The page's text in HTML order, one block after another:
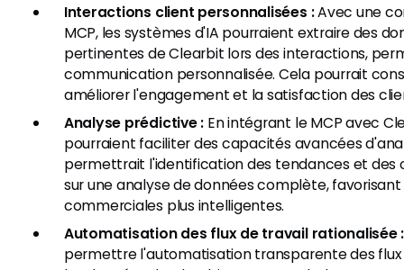
Interactions client personnalisées :Avec une
MCP, les systèmes d'IA pourraient extraire des
pertinentes de Clearbit lors des interactions,
communication personnalisée. Cela pourrait
améliorer l'engagement et la satisfaction des
Analyse prédictive : En intégrant le MCP avec
pourraient faciliter des capacités avancées
permettrait l'identification des tendances et des
sur une analyse de données complète, favorisant
commerciales plus intelligentes.
Automatisation des flux de travail rationalisée :
permettre l'automatisation transparente des